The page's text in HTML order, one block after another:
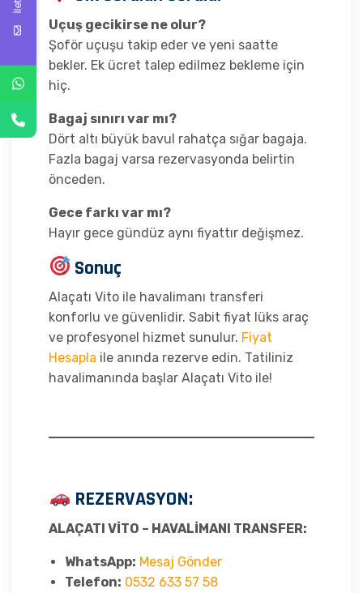
Uçuş gecikirse ne olur?
Şoför uçuşu takip eder ve yeni saatte
bekler. Ek ücret talep edilmez bekleme için
hiç.
Bagaj sınırı var mı?
Dört altı büyük bavul rahatça sığar bagaja.
Fazla bagaj varsa rezervasyonda belirtin
önceden.
Gece farkı var mı?
Hayır gece gündüz aynı fiyattır değişmez.
Sonuç
Alaçatı Vito ile havalimanı transferi
konforlu ve güvenlidir. Sabit fiyat lüks araç
ve profesyonel hizmet sunulur. Fiyat
Hesapla ile anında rezerve edin. Tatiliniz
havalimanında başlar Alaçatı Vito ile!
REZERVASYON:
ALAÇATI VİTO – HAVALİMANI TRANSFER:
WhatsApp: Mesaj Gönder
Telefon: 0532 633 57 58